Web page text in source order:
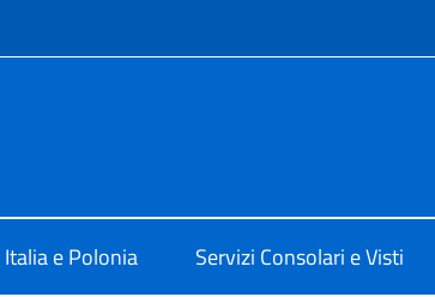
Italia e Polonia Servizi Consolari e Visti